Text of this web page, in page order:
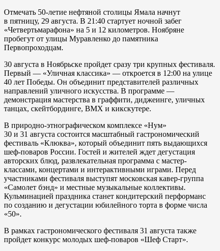
Отмечать 50-летие нефтяной столицы Ямала начнут
в пятницу, 29 августа. В 21:40 стартует ночной забег
«Четвертьмарафона» на 5 и 12 километров. Ноябряне
пробегут от улицы Муравленко до памятника
Первопроходцам.
30 августа в Ноябрьске пройдет сразу три крупных фестиваля.
Первый — «Уличная классика» — откроется в 12:00 на улице
40 лет Победы. Он объединит представителей различных
направлений уличного искусства. В программе —
демонстрация мастерства в граффити, диджеинге, уличных
танцах, скейтбординге, BMX и кикскутере.
В природно-этнографическом комплексе «Нум»
30 и 31 августа состоится масштабный гастрономический
фестиваль «Клюква», который объединит пять выдающихся
шеф-поваров России. Гостей и жителей ждет дегустация
авторских блюд, развлекательная программа с мастер-
классами, концертами и интерактивными играми. Перед
участниками фестиваля выступят московская кавер-группа
«Самолет бэнд» и местные музыкальные коллективы.
Кульминацией праздника станет кондитерский перформанс
по созданию и дегустации юбилейного торта в форме числа
«50».
В рамках гастрономического фестиваля 31 августа также
пройдет конкурс молодых шеф-поваров «Шеф Старт».